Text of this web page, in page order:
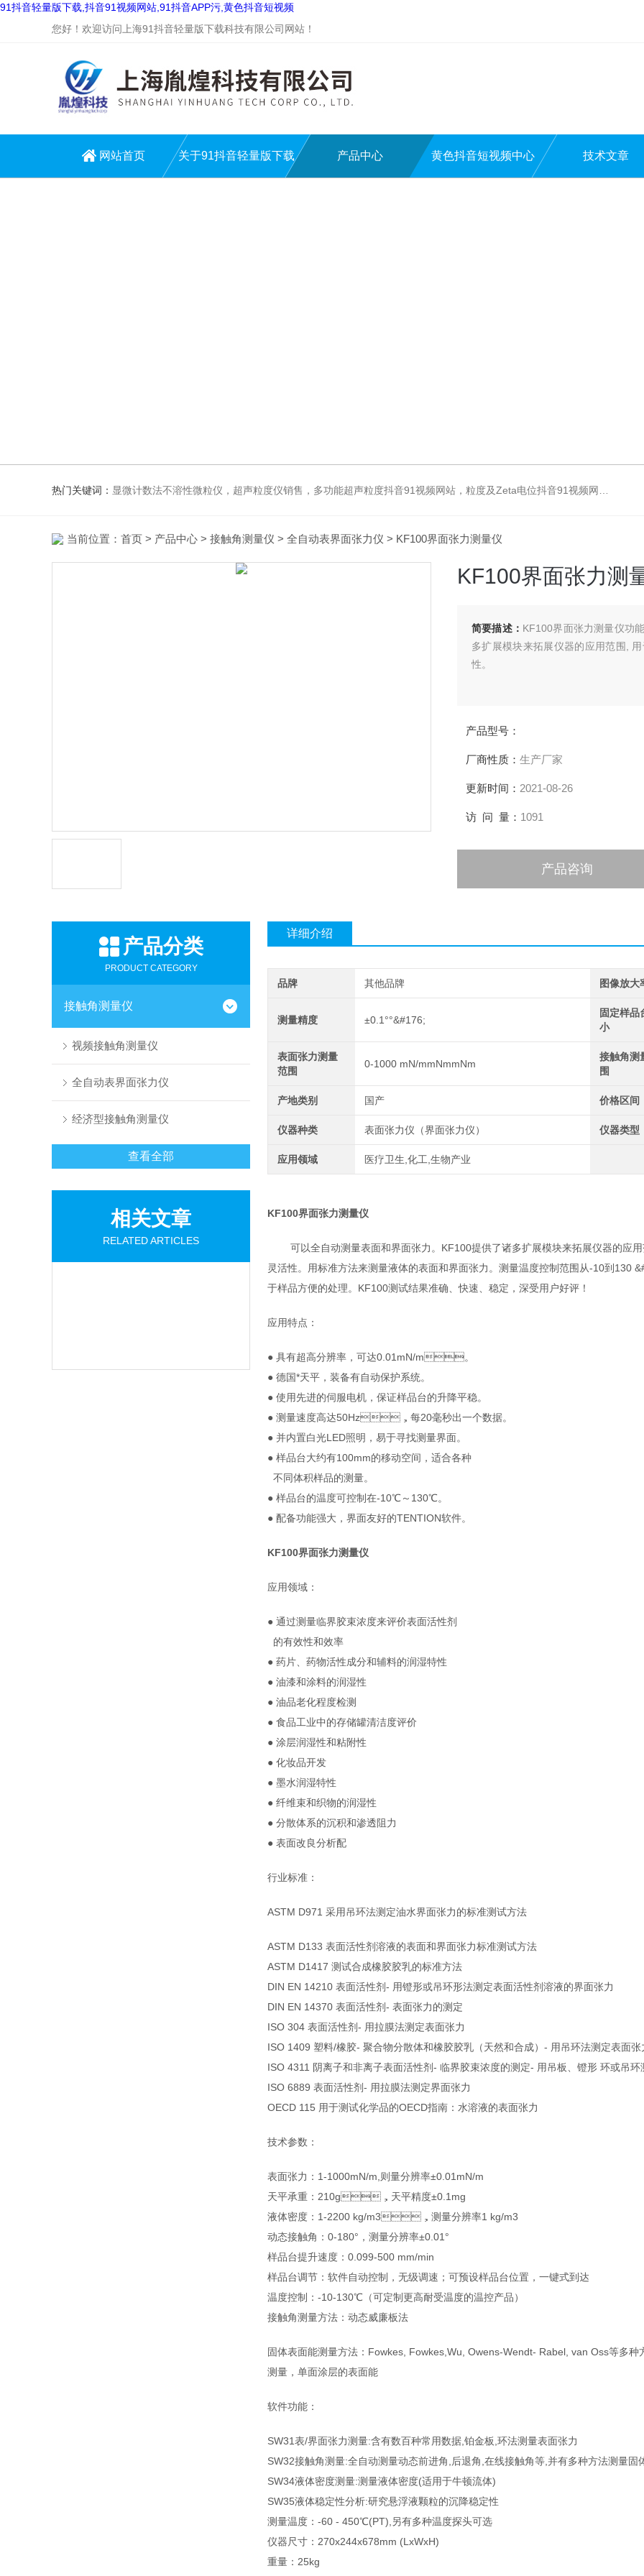
91抖音轻量版下载,抖音91视频网站,91抖音APP污,黄色抖音短视频
您好！欢迎访问上海91抖音轻量版下载科技有限公司网站！
网站首页 关于91抖音轻量版下载 产品中心 黄色抖音短视频中心 技术文章
热门关键词： 显微计数法不溶性微粒仪，超声粒度仪销售，多功能超声粒度抖音91视频网站，粒度及Zeta电位抖音91视频网站，超声波粒度仪，澄清度检查专用伞棚灯，伞棚灯，超声粒度仪超声电位抖音91视频网站
当前位置： 首页 > 产品中心 > 接触角测量仪 > 全自动表界面张力仪 > KF100界面张力测量仪
KF100界面张力测
简要描述： KF100界面张力测量仪功能
多扩展模块来拓展仪器的应用范围, 用
性。
产品型号：
厂商性质： 生产厂家
更新时间： 2021-08-26
访 问 量： 1091
产品咨询
产品分类
PRODUCT CATEGORY
接触角测量仪
视频接触角测量仪
全自动表界面张力仪
经济型接触角测量仪
查看全部
相关文章
RELATED ARTICLES
详细介绍
品牌 其他品牌 图像放大
测量精度 ±0.1°°&#176;
固定样品
小
表面张力测量
范围
0-1000 mN/mmNmmNm
接触角测
围
产地类别 国产 价格区间
仪器种类 表面张力仪（界面张力仪） 仪器类型
应用领域 医疗卫生,化工,生物产业
KF100界面张力测量仪
可以全自动测量表面和界面张力。KF100提供了诸多扩展模块来拓展仪器的应用
灵活性。用标准方法来测量液体的表面和界面张力。测量温度控制范围从-10到130
于样品方便的处理。KF100测试结果准确、快速、稳定，深受用户好评！
应用特点：
● 具有超高分辨率，可达0.01mN/m。
● 德国*天平，装备有自动保护系统。
● 使用先进的伺服电机，保证样品台的升降平稳。
● 测量速度高达50Hz，每20毫秒出一个数据。
● 并内置白光LED照明，易于寻找测量界面。
● 样品台大约有100mm的移动空间，适合各种
不同体积样品的测量。
● 样品台的温度可控制在-10℃～130℃。
● 配备功能强大，界面友好的TENTION软件。
KF100界面张力测量仪
应用领域：
● 通过测量临界胶束浓度来评价表面活性剂
的有效性和效率
● 药片、药物活性成分和辅料的润湿特性
● 油漆和涂料的润湿性
● 油品老化程度检测
● 食品工业中的存储罐清洁度评价
● 涂层润湿性和粘附性
● 化妆品开发
● 墨水润湿特性
● 纤维束和织物的润湿性
● 分散体系的沉积和渗透阻力
● 表面改良分析配
行业标准：
ASTM D971 采用吊环法测定油水界面张力的标准测试方法
ASTM D133 表面活性剂溶液的表面和界面张力标准测试方法
ASTM D1417 测试合成橡胶胶乳的标准方法
DIN EN 14210 表面活性剂- 用镫形或吊环形法测定表面活性剂溶液的界面张力
DIN EN 14370 表面活性剂- 表面张力的测定
ISO 304 表面活性剂- 用拉膜法测定表面张力
ISO 1409 塑料/橡胶- 聚合物分散体和橡胶胶乳（天然和合成）- 用吊环法测定表面张
ISO 4311 阴离子和非离子表面活性剂- 临界胶束浓度的测定- 用吊板、镫形 环或吊
ISO 6889 表面活性剂- 用拉膜法测定界面张力
OECD 115 用于测试化学品的OECD指南：水溶液的表面张力
技术参数：
表面张力：1-1000mN/m,则量分辨率±0.01mN/m
天平承重：210g，天平精度±0.1mg
液体密度：1-2200 kg/m3，测量分辨率1 kg/m3
动态接触角：0-180°，测量分辨率±0.01°
样品台提升速度：0.099-500 mm/min
样品台调节：软件自动控制，无级调速；可预设样品台位置，一键式到达
温度控制：-10-130℃（可定制更高耐受温度的温控产品）
接触角测量方法：动态威廉板法
固体表面能测量方法：Fowkes, Fowkes,Wu, Owens-Wendt- Rabel, van Oss等多
测量，单面涂层的表面能
软件功能：
SW31表/界面张力测量:含有数百种常用数据,铂金板,环法测量表面张力
SW32接触角测量:全自动测量动态前进角,后退角,在线接触角等,并有多种方法测量
SW34液体密度测量:测量液体密度(适用于牛顿流体)
SW35液体稳定性分析:研究悬浮液颗粒的沉降稳定性
测量温度：-60 - 450℃(PT),另有多种温度探头可选
仪器尺寸：270x244x678mm (LxWxH)
重量：25kg